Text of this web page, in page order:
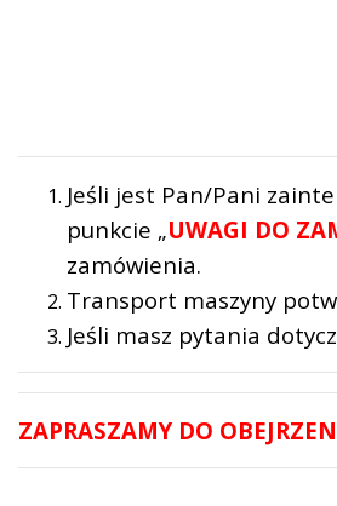
Jeśli jest Pan/Pani
punkcie „UWAGI DO
zamówienia.
Transport maszyny
Jeśli masz pytania
ZAPRASZAMY DO